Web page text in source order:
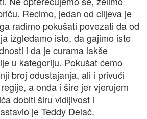
Recimo, jedan od ciljeva je
radimo pokušati povezati da od
izgledamo isto, da gajimo iste
i da je curama lakše
u kategoriju. Pokušat ćemo
broj odustajanja, ali i privući
a onda i šire jer vjerujem
dobiti širu vidljivost i
je Teddy Delač.